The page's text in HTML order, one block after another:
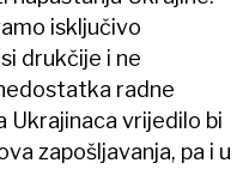
isključivo
drukčije i ne
radne
Ukrajinaca vrijedilo bi
zapošljavanja, pa i u